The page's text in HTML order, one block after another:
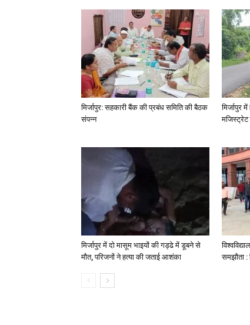
मिर्जापुर: सहकारी बैंक की प्रबंध समिति की बैठक
संपन्न
मिर्जापुर
मिर्जापुर में दो मासूम भाइयों की गड्ढे में डूबने से
मौत, परिजनों ने हत्या की जताई आशंका
समझौता :